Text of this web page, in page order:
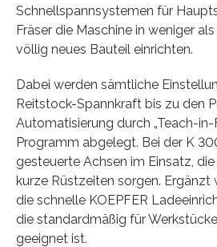
Schnellspannsystemen für
Fräser die Maschine in weniger
völlig neues Bauteil einrichten.
Dabei werden sämtliche
Reitstock-Spannkraft bis zu den
Automatisierung durch „Teach-in-
Programm abgelegt. Bei der K
gesteuerte Achsen im Einsatz,
kurze Rüstzeiten sorgen. Ergänzt
die schnelle KOEPFER
die standardmäßig für
geeignet ist.